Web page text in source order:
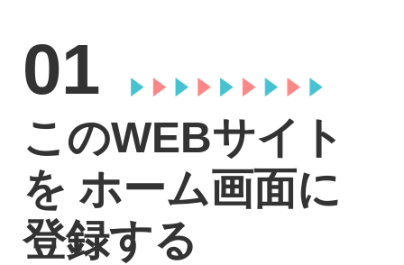
01
このWEBサイト
を ホーム画面に
登録する